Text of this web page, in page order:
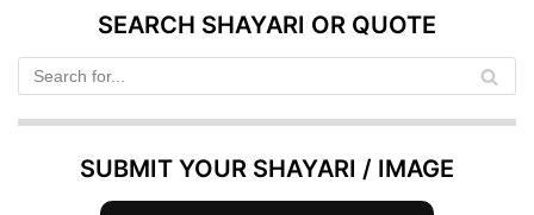
SEARCH SHAYARI OR QUOTE
SUBMIT YOUR SHAYARI / IMAGE